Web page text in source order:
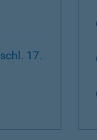
17.